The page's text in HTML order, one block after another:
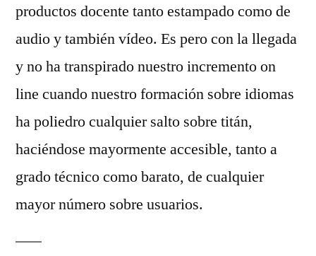
productos docente tanto estampado como de
audio y también vídeo. Es pero con la llegada
y no ha transpirado nuestro incremento on
line cuando nuestro formación sobre idiomas
ha poliedro cualquier salto sobre titán,
haciéndose mayormente accesible, tanto a
grado técnico como barato, de cualquier
mayor número sobre usuarios.